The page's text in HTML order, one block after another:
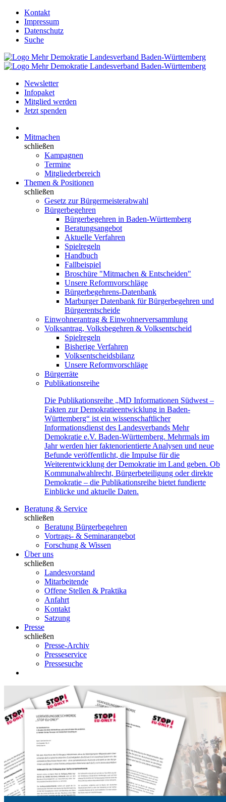
Kontakt
Impressum
Datenschutz
Suche
Newsletter
Infopaket
Mitglied werden
Jetzt spenden
Mitmachen
schließen
Kampagnen
Termine
Mitgliederbereich
Themen & Positionen
schließen
Gesetz zur Bürgermeisterabwahl
Bürgerbegehren
Bürgerbegehren in Baden-Württemberg
Beratungsangebot
Aktuelle Verfahren
Spielregeln
Handbuch
Fallbeispiel
Broschüre "Mitmachen & Entscheiden"
Unsere Reformvorschläge
Bürgerbegehrens-Datenbank
Marburger Datenbank für Bürgerbegehren und
Bürgerentscheide
Einwohnerantrag & Einwohnerversammlung
Volksantrag, Volksbegehren & Volksentscheid
Spielregeln
Bisherige Verfahren
Volksentscheidsbilanz
Unsere Reformvorschläge
Bürgerräte
Publikationsreihe
Die Publikationsreihe „MD Informationen Südwest –
Fakten zur Demokratieentwicklung in Baden-
Württemberg“ ist ein wissenschaftlicher
Informationsdienst des Landesverbands Mehr
Demokratie e.V. Baden-Württemberg. Mehrmals im
Jahr werden hier faktenorientierte Analysen und neue
Befunde veröffentlicht, die Impulse für die
Weiterentwicklung der Demokratie im Land geben. Ob
Kommunalwahlrecht, Bürgerbeteiligung oder direkte
Demokratie – die Publikationsreihe bietet fundierte
Einblicke und aktuelle Daten.
Beratung & Service
schließen
Beratung Bürgerbegehren
Vortrags- & Seminarangebot
Forschung & Wissen
Über uns
schließen
Landesvorstand
Mitarbeitende
Offene Stellen & Praktika
Anfahrt
Kontakt
Satzung
Presse
schließen
Presse-Archiv
Presseservice
Pressesuche